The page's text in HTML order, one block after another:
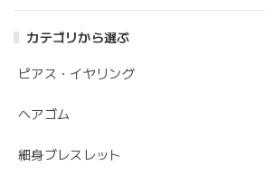
カテゴリから選ぶ
ピアス・イヤリング
ヘアゴム
細身ブレスレット